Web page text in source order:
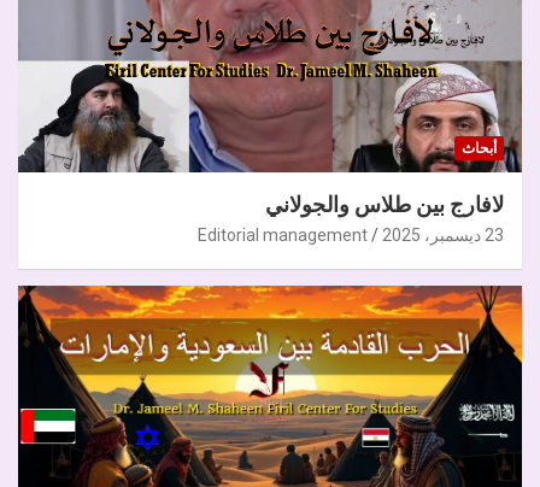
أبحاث
لافارج بين طلاس والجولاني
23 ديسمبر، 2025 Editorial management